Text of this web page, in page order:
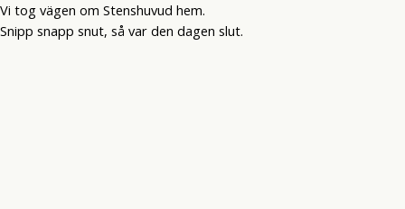
Vi tog vägen om Stenshuvud hem.
Snipp snapp snut, så var den dagen slut.